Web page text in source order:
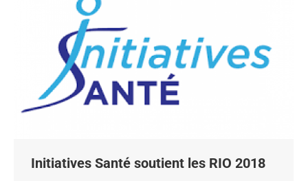
Initiatives Santé soutient les RIO 2018